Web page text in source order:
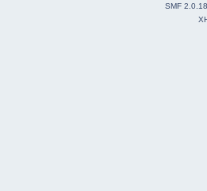
SMF 2.0.18